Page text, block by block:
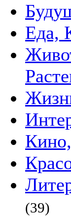
Еда,
(39)